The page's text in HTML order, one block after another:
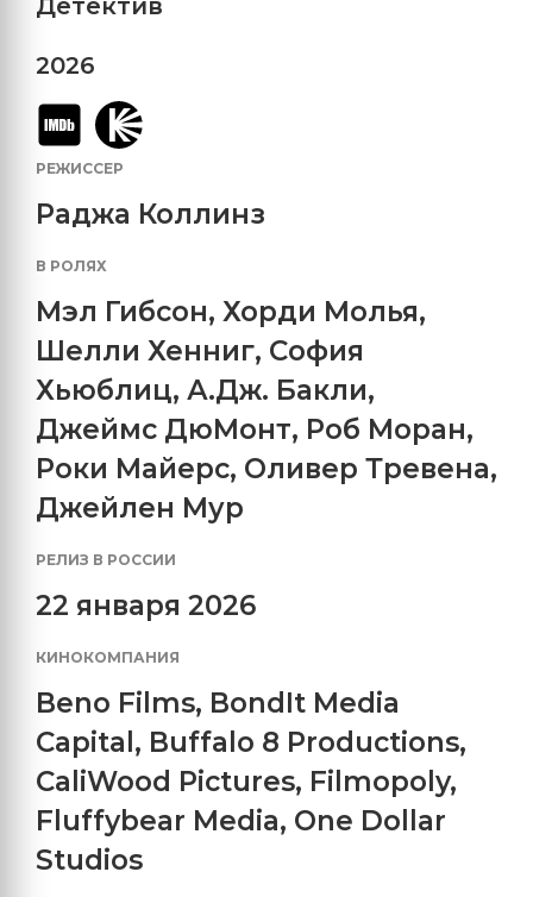
2026
РЕЖИССЕР
Раджа Коллинз
В РОЛЯХ
Мэл Гибсон, Хорди Молья,
Шелли Хенниг, София
Хьюблиц, А.Дж. Бакли,
Джеймс ДюМонт, Роб Моран,
Роки Майерс, Оливер Тревена,
Джейлен Мур
РЕЛИЗ В РОССИИ
22 января 2026
КИНОКОМПАНИЯ
Beno Films, BondIt Media
Capital, Buffalo 8 Productions,
CaliWood Pictures, Filmopoly,
Fluffybear Media, One Dollar
Studios